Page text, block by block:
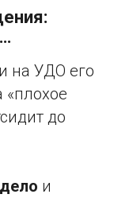
на УДО его
до
и